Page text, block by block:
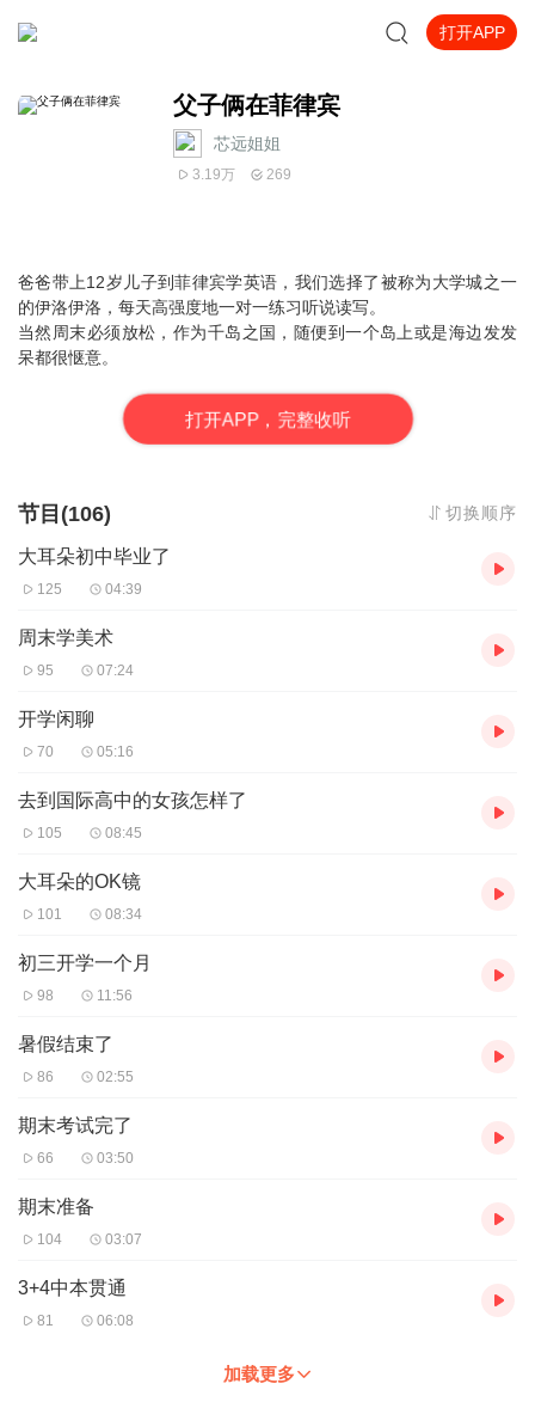
打开APP
父子俩在菲律宾
芯远姐姐
3.19万 269
爸爸带上12岁儿子到菲律宾学英语，我们选择了被称为大学城之一
的伊洛伊洛，每天高强度地一对一练习听说读写。
当然周末必须放松，作为千岛之国，随便到一个岛上或是海边发发
呆都很惬意。
打开APP，完整收听
节目(106) 切换顺序
大耳朵初中毕业了
125 04:39
周末学美术
95 07:24
开学闲聊
70 05:16
去到国际高中的女孩怎样了
105 08:45
大耳朵的OK镜
101 08:34
初三开学一个月
98 11:56
暑假结束了
86 02:55
期末考试完了
66 03:50
期末准备
104 03:07
3+4中本贯通
81 06:08
加载更多